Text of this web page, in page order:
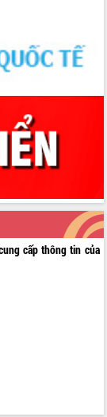
cấp thông tin của